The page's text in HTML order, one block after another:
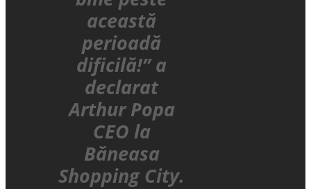
această
perioadă
dificilă!” a
declarat
Arthur Popa
CEO la
Băneasa
Shopping City.